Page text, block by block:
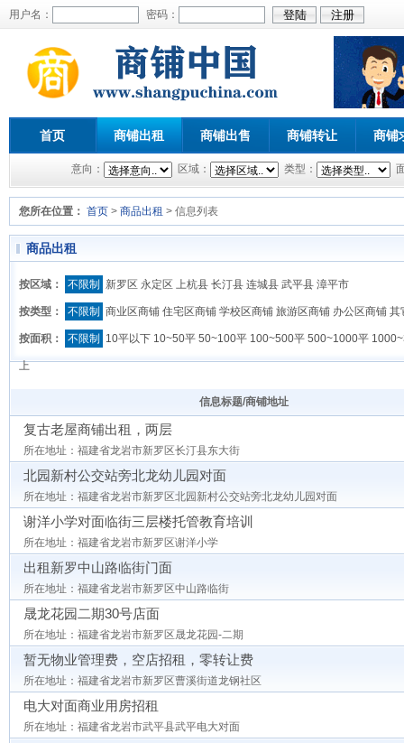
用户名： 密码：
首页 商铺出租 商铺出售 商铺转让 商铺
意向： 区域： 类型：
您所在位置： 首页 > 商品出租 > 信息列表
商品出租
按区域： 不限制 新罗区 永定区 上杭县 长汀县 连城县 武平县 漳平市
按类型： 不限制 商业区商铺 住宅区商铺 学校区商铺 旅游区商铺 办公区商铺 其
按面积： 不限制 10平以下 10~50平 50~100平 100~500平 500~1000平
上
信息标题/商铺地址
复古老屋商铺出租，两层
所在地址：福建省龙岩市新罗区长汀县东大街
北园新村公交站旁北龙幼儿园对面
所在地址：福建省龙岩市新罗区北园新村公交站旁北龙幼儿园对面
谢洋小学对面临街三层楼托管教育培训
所在地址：福建省龙岩市新罗区谢洋小学
出租新罗中山路临街门面
所在地址：福建省龙岩市新罗区中山路临街
晟龙花园二期30号店面
所在地址：福建省龙岩市新罗区晟龙花园-二期
暂无物业管理费，空店招租，零转让费
所在地址：福建省龙岩市新罗区曹溪街道龙钢社区
电大对面商业用房招租
所在地址：福建省龙岩市武平县武平电大对面